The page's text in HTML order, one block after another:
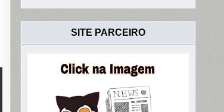
SITE PARCEIRO